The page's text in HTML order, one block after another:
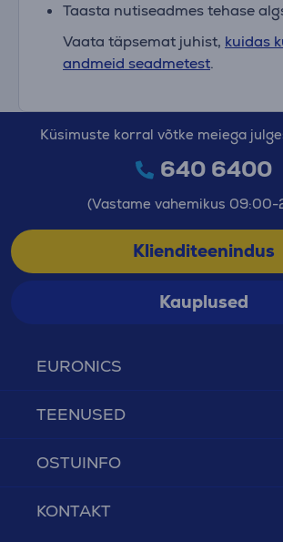
Taasta nutiseadmes tehase
Vaata täpsemat juhist, kuidas
andmeid seadmetest.
EURONICS
TEENUSED
OSTUINFO
KONTAKT
Küsimuste korral võtke meiega
640 6400
(Vastame vahemikus 09:00-
Klienditeenindus
Kauplused